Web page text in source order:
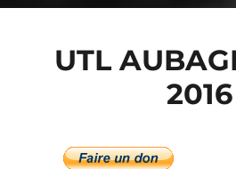
UTL
2016